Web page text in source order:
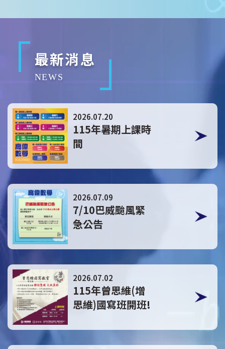
最新消息
NEWS
點擊這裡
2026.07.20
115年暑期上課時
間
點擊這裡
2026.07.09
7/10巴威颱風緊
急公告
點擊這裡
2026.07.02
115年曾思維(增
思維)國寫班開班!